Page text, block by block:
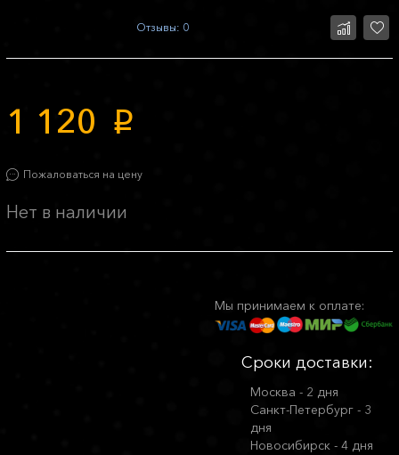
Отзывы: 0
1 120 p
Пожаловаться на цену
Нет в наличии
Мы принимаем к оплате:
Сроки доставки:
Москва - 2 дня
Санкт-Петербург - 3
дня
Новосибирск - 4 дня